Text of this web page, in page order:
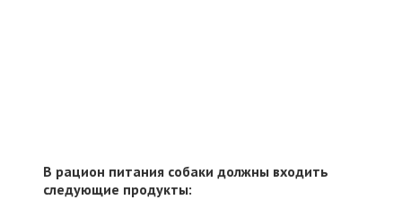
В рацион питания собаки должны входить
следующие продукты: